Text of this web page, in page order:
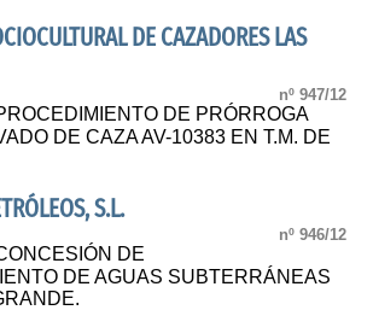
DE CAZADORES LAS
nº 947/12
DE PRÓRROGA
DE CAZA AV-10383 EN T.M. DE
S.L.
nº 946/12
DE
DE AGUAS SUBTERRÁNEAS